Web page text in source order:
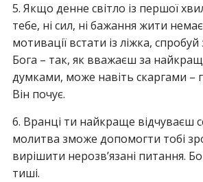
5. Якщо денне світло із першої
тебе, ні сил, ні бажання жити
мотивації встати із ліжка,
Бога – так, як вважаєш за
думками, може навіть скаргами –
Він почує.
6. Вранці ти найкраще відчуваєш
молитва зможе допомогти тобі
вирішити нерозв’язані питання.
тиші.